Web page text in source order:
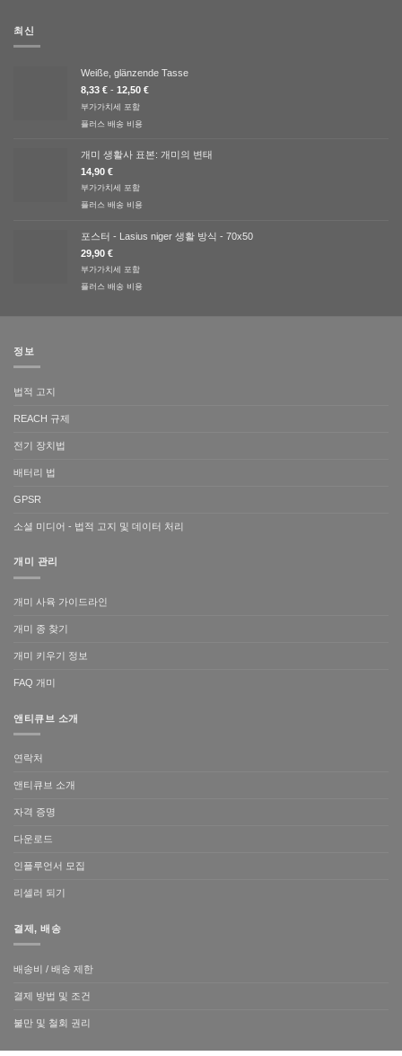
최신
Weiße, glänzende Tasse
8,33 € - 12,50 €
부가가치세 포함
플러스 배송 비용
개미 생활사 표본: 개미의 변태
14,90 €
부가가치세 포함
플러스 배송 비용
포스터 - Lasius niger 생활 방식 - 70x50
29,90 €
부가가치세 포함
플러스 배송 비용
정보
법적 고지
REACH 규제
전기 장치법
배터리 법
GPSR
소셜 미디어 - 법적 고지 및 데이터 처리
개미 관리
개미 사육 가이드라인
개미 종 찾기
개미 키우기 정보
FAQ 개미
앤티큐브 소개
연락처
앤티큐브 소개
자격 증명
다운로드
인플루언서 모집
리셀러 되기
결제, 배송
배송비 / 배송 제한
결제 방법 및 조건
불만 및 철회 권리